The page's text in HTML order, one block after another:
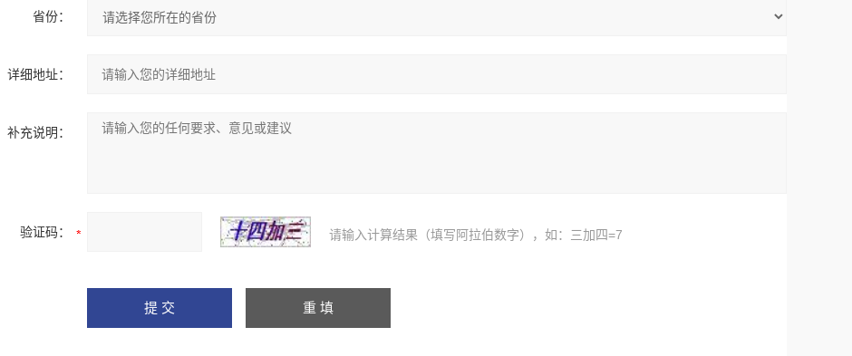
省份：
详细地址：
补充说明：
验证码： 请输入计算结果（填写阿拉伯数字），如：三加四=7